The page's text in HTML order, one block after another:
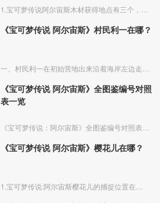
《宝可梦传说 阿尔宙斯》村民利一在哪？
《宝可梦传说 阿尔宙斯》全图鉴编号对照
表一览
《宝可梦传说 阿尔宙斯》樱花儿在哪？